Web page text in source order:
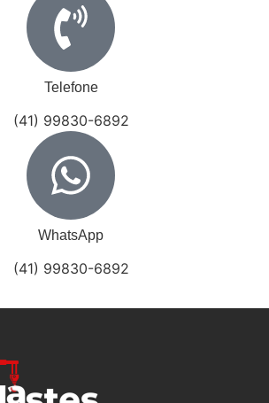
Telefone
(41) 99830-6892
WhatsApp
(41) 99830-6892